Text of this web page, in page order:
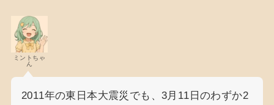
ミントちゃ
ん
2011年の東日本大震災でも、3月11日のわずか2